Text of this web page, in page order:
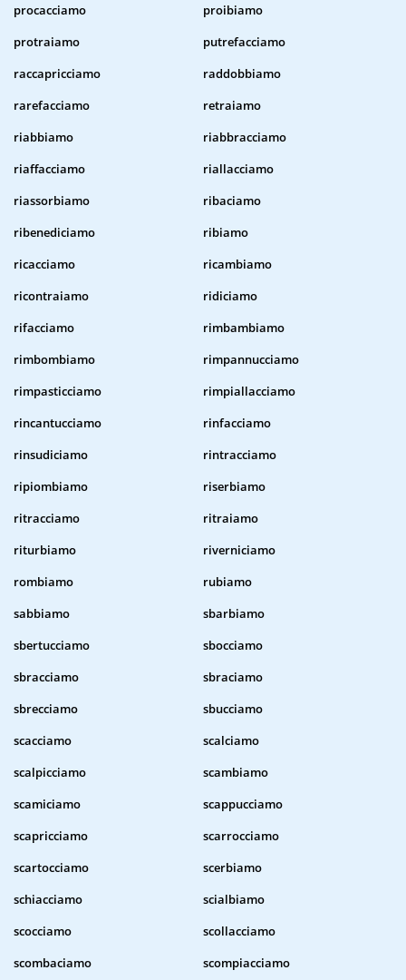
procacciamo
proibiamo
protraiamo
putrefacciamo
raccapricciamo
raddobbiamo
rarefacciamo
retraiamo
riabbiamo
riabbracciamo
riaffacciamo
riallacciamo
riassorbiamo
ribaciamo
ribenediciamo
ribiamo
ricacciamo
ricambiamo
ricontraiamo
ridiciamo
rifacciamo
rimbambiamo
rimbombiamo
rimpannucciamo
rimpasticciamo
rimpiallacciamo
rincantucciamo
rinfacciamo
rinsudiciamo
rintracciamo
ripiombiamo
riserbiamo
ritracciamo
ritraiamo
riturbiamo
riverniciamo
rombiamo
rubiamo
sabbiamo
sbarbiamo
sbertucciamo
sbocciamo
sbracciamo
sbraciamo
sbrecciamo
sbucciamo
scacciamo
scalciamo
scalpicciamo
scambiamo
scamiciamo
scappucciamo
scapricciamo
scarrocciamo
scartocciamo
scerbiamo
schiacciamo
scialbiamo
scocciamo
scollacciamo
scombaciamo
scompiacciamo